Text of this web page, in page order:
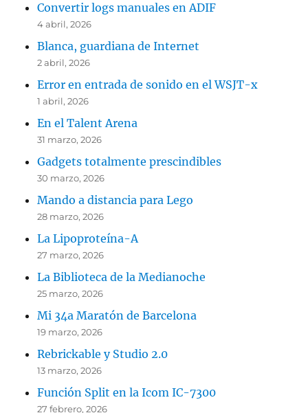
Convertir logs manuales en ADIF
4 abril, 2026
Blanca, guardiana de Internet
2 abril, 2026
Error en entrada de sonido en el WSJT-x
1 abril, 2026
En el Talent Arena
31 marzo, 2026
Gadgets totalmente prescindibles
30 marzo, 2026
Mando a distancia para Lego
28 marzo, 2026
La Lipoproteína-A
27 marzo, 2026
La Biblioteca de la Medianoche
25 marzo, 2026
Mi 34a Maratón de Barcelona
19 marzo, 2026
Rebrickable y Studio 2.0
13 marzo, 2026
Función Split en la Icom IC-7300
27 febrero, 2026